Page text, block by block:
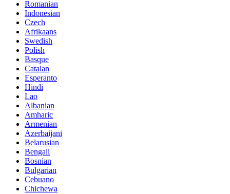
Romanian
Indonesian
Czech
Afrikaans
Swedish
Polish
Basque
Catalan
Esperanto
Hindi
Lao
Albanian
Amharic
Armenian
Azerbaijani
Belarusian
Bengali
Bosnian
Bulgarian
Cebuano
Chichewa